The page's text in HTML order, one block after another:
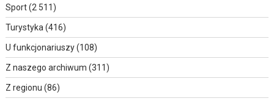
Sport(2 511)
Turystyka (416)
U funkcjonariuszy(108)
Z naszego archiwum (311)
Z regionu (86)